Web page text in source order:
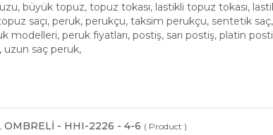
büyük topuz, topuz tokası, lastikli topuz tokası,
saçı, peruk, perukçu, taksim perukçu, sentetik
modelleri, peruk fiyatları, postiş, sarı postiş, platin
uzun saç peruk,
OMBRELİ - HHI-2226 - 4-6 ( Product )